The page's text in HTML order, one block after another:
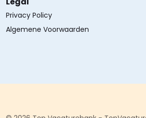
Privacy Policy
Algemene Voorwaarden